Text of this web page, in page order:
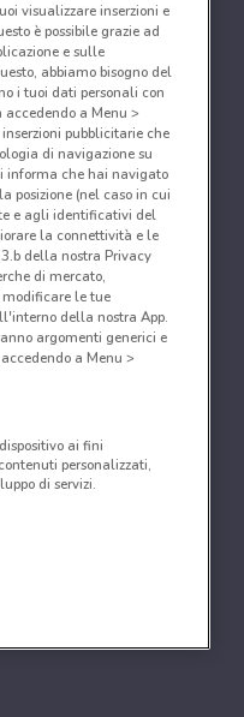
visualizzare inserzioni e
è possibile grazie ad
e sulle
abbiamo bisogno del
i tuoi dati personali con
accedendo a Menu >
pubblicitarie che
di navigazione su
informa che hai navigato
posizione (nel caso in cui
e agli identificativi del
la connettività e le
della nostra Privacy
di mercato,
le tue
della nostra App.
argomenti generici e
a Menu >
ai fini
personalizzati,
di servizi.